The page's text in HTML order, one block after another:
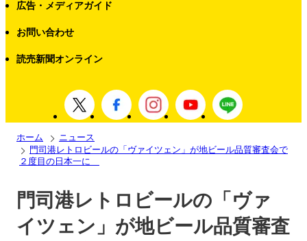
広告・メディアガイド
お問い合わせ
読売新聞オンライン
ホーム
ニュース
門司港レトロビールの「ヴァイツェン」が地ビール品質審査会で
２度目の日本一に
門司港レトロビールの「ヴァ
イツェン」が地ビール品質審査